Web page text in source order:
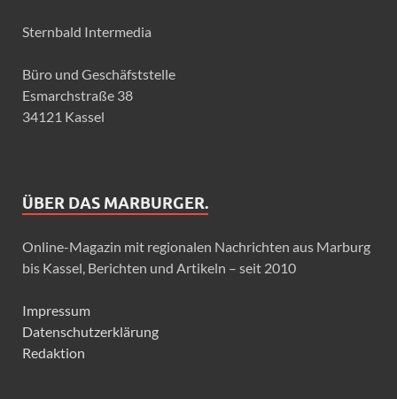
Sternbald Intermedia
Büro und Geschäfststelle
Esmarchstraße 38
34121 Kassel
ÜBER DAS MARBURGER.
Online-Magazin mit regionalen Nachrichten aus Marburg
bis Kassel, Berichten und Artikeln – seit 2010
Impressum
Datenschutzerklärung
Redaktion